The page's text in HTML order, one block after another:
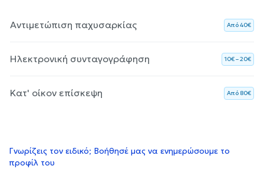
Αντιμετώπιση παχυσαρκίας Aπό 40€
Ηλεκτρονική συνταγογράφηση 10€ – 20€
Κατ' οίκον επίσκεψη Aπό 80€
Γνωρίζεις τον ειδικό; Βοήθησέ μας να ενημερώσουμε το
προφίλ του